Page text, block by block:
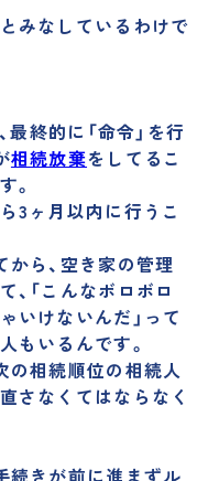
みなしているわけで
最終的に「命令」を行
相続放棄をしてるこ
。
3ヶ月以内に行うこ
から、空き家の管理
「こんなボロボロ
いけないんだ」って
もいるんです。
の相続順位の相続人
さなくてはならなく
続きが前に進まずル